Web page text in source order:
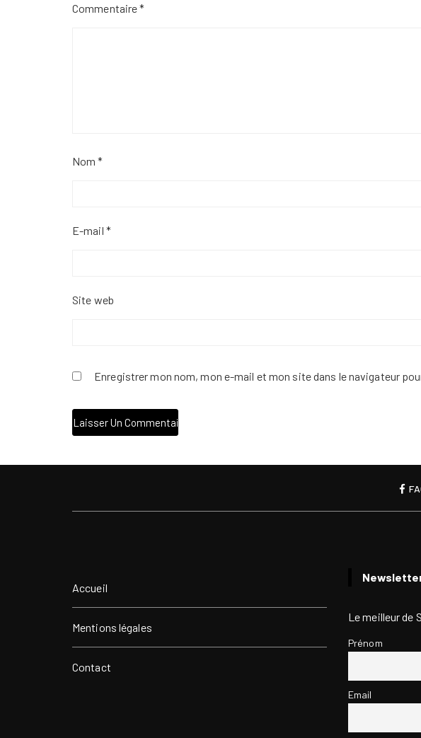
Commentaire*
Nom*
E-mail *
Site web
Enregistrer mon nom, mon e-mail et mon site dans le navigateur
Accueil
Mentions légales
Contact
Le meilleur de
Prénom
Email